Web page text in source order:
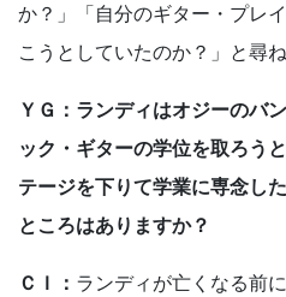
か？」「自分のギター・プレ
こうとしていたのか？」と尋ね
ＹＧ：ランディはオジーのバ
ック・ギターの学位を取ろう
テージを下りて学業に専念し
ところはありますか？
ＣＩ： ランディが亡くなる前